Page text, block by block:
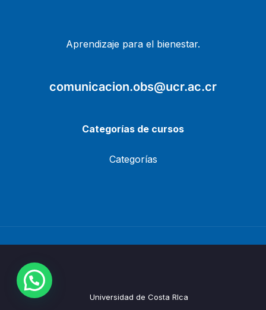
Aprendizaje para el bienestar.
comunicacion.obs@ucr.ac.cr
Categorías de cursos
Categorías
Universidad de Costa RIca